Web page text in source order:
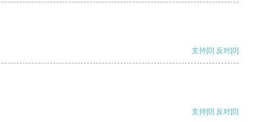
支持[0] 反对[0]
支持[0] 反对[0]